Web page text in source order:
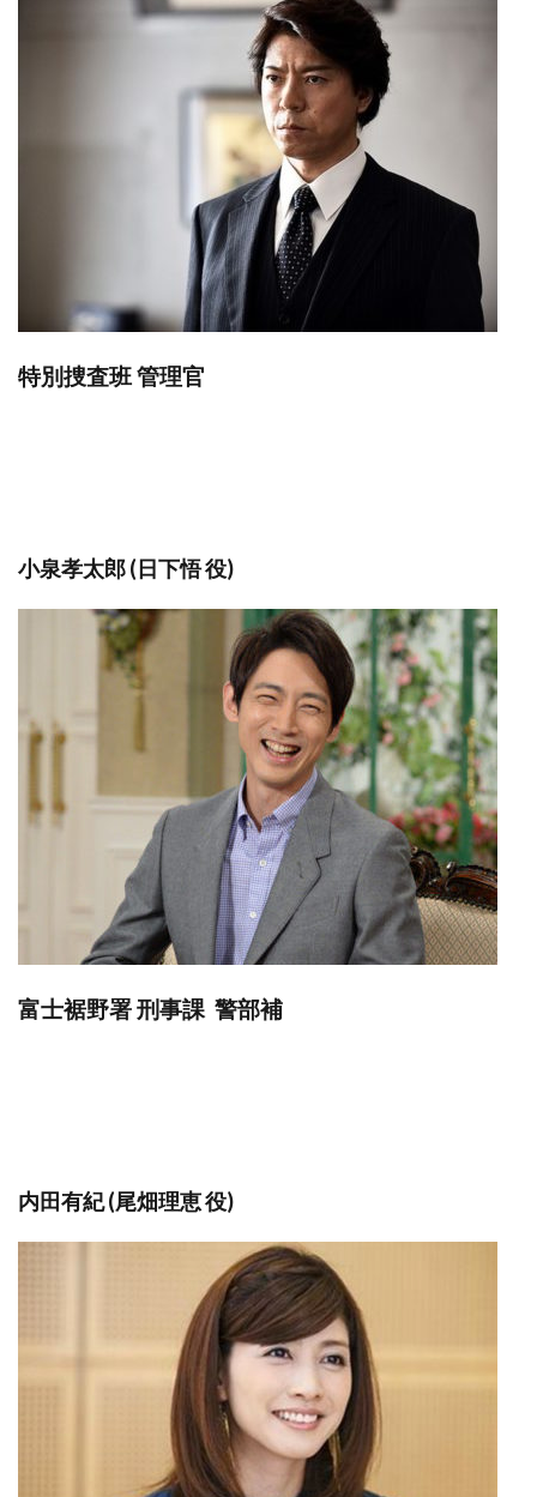
特別捜査班 管理官
小泉孝太郎 (日下悟 役)
富士裾野署 刑事課 警部補
内田有紀 (尾畑理恵 役)